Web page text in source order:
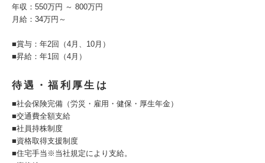
年収：550万円 ～ 800万円
月給：34万円～
■賞与：年2回（4月、10月）
■昇給：年1回（4月）
待遇・福利厚生は
■社会保険完備（労災・雇用・健保・厚生年金）
■交通費全額支給
■社員持株制度
■資格取得支援制度
■住宅手当※当社規定により支給。